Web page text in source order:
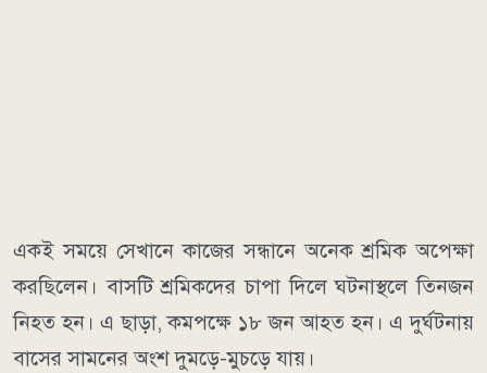
একই সময়ে সেখানে কাজের সন্ধানে অনেক শ্রমিক অপেক্ষা
করছিলেন। বাসটি শ্রমিকদের চাপা দিলে ঘটনাস্থলে তিনজন
নিহত হন। এ ছাড়া, কমপক্ষে ১৮ জন আহত হন। এ দুর্ঘটনায়
বাসের সামনের অংশ দুমড়ে-মুচড়ে যায়।